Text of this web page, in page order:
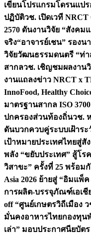
เขียนโปรแกรมโดรนแป
ปฏิบัติวช. เปิดเวที
2570 ดันงานวิจัย “สังค
จริง“อาจารย์เชน” รอง
วิจัยวัฒนธรรมดนตรี “ท่
สากลวช. เชิญชมผลงาน
งานแถลงข่าว NRCT x
InnoFood, Healthy
มาตรฐานสากล ISO
ปกครองส่วนท้องถิ่นวช.
ดันบวกควบคู่ระบบเฝ้าระ
เป้าหมายประเทศไทยสู่
พลัง “ขยับประเทศ” สู้โร
วิสาขะ” ครั้งที่ 25 พร้อม
Asia 2026 ย้ายสู่ “อิมแพ็
การผลิต-บรรจุภัณฑ์เอเชี
off “ศูนย์เกษตรวิถีเมือง
มั่นคงอาหารไทยกองทุน
เล่า” มอบประกาศนียบัต